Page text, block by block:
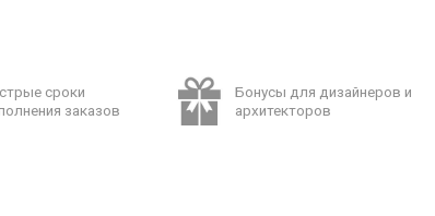
сроки
заказов
Бонусы для дизайнеров и
архитекторов